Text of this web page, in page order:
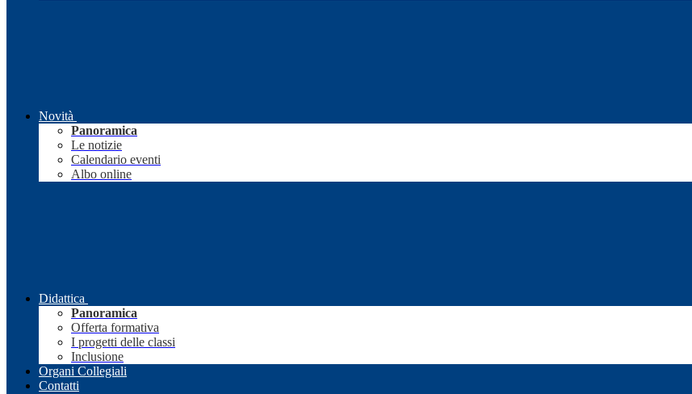
Novità
Panoramica
Le notizie
Calendario eventi
Albo online
Didattica
Panoramica
Offerta formativa
I progetti delle classi
Inclusione
Organi Collegiali
Contatti